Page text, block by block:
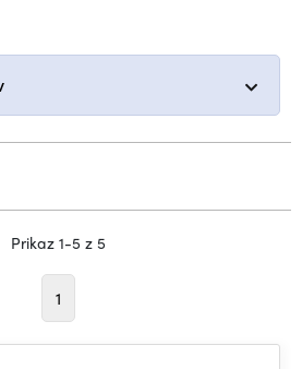
Prikaz 1-5 z 5
1